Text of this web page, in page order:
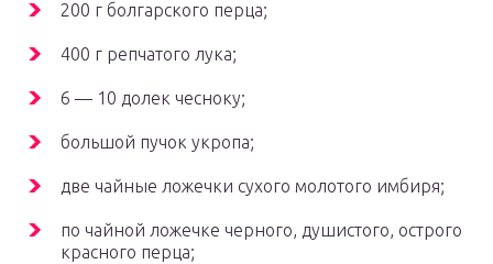
200 г болгарского перца;
400 г репчатого лука;
6 — 10 долек чесноку;
большой пучок укропа;
две чайные ложечки сухого молотого имбиря;
по чайной ложечке черного, душистого, острого
красного перца;